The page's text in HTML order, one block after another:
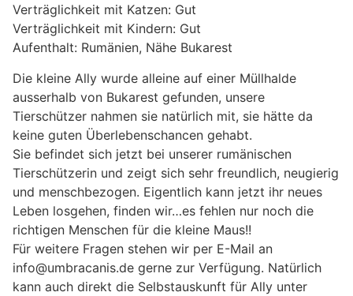
Verträglichkeit mit Katzen: Gut
Verträglichkeit mit Kindern: Gut
Aufenthalt: Rumänien, Nähe Bukarest
Die kleine Ally wurde alleine auf einer Müllhalde
ausserhalb von Bukarest gefunden, unsere
Tierschützer nahmen sie natürlich mit, sie hätte da
keine guten Überlebenschancen gehabt.
Sie befindet sich jetzt bei unserer rumänischen
Tierschützerin und zeigt sich sehr freundlich, neugierig
und menschbezogen. Eigentlich kann jetzt ihr neues
Leben losgehen, finden wir…es fehlen nur noch die
richtigen Menschen für die kleine Maus!!
Für weitere Fragen stehen wir per E-Mail an
info@umbracanis.de gerne zur Verfügung. Natürlich
kann auch direkt die Selbstauskunft für Ally unter